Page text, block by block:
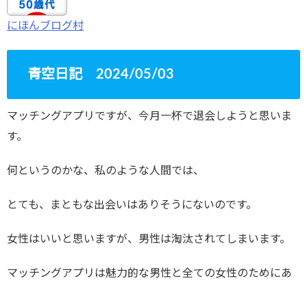
にほんブログ村
青空日記 2024/05/03
マッチングアプリですが、今月一杯で退会しようと思いま
す。
何というのかな、私のような人間では、
とても、まともな出会いはありそうにないのです。
女性はいいと思いますが、男性は淘汰されてしまいます。
マッチングアプリは魅力的な男性と全ての女性のためにあ